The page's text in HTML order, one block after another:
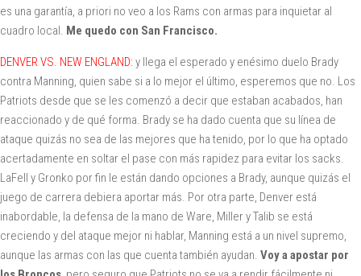
es una garantía, a priori no veo a los Rams con armas para inquietar al
cuadro local. Me quedo con San Francisco.
DENVER VS. NEW ENGLAND: y llega el esperado y enésimo duelo Brady
contra Manning, quien sabe si a lo mejor el último, esperemos que no. Los
Patriots desde que se les comenzó a decir que estaban acabados, han
reaccionado y de qué forma. Brady se ha dado cuenta que su línea de
ataque quizás no sea de las mejores que ha tenido, por lo que ha optado
acertadamente en soltar el pase con más rapidez para evitar los sacks.
LaFell y Gronko por fin le están dando opciones a Brady, aunque quizás el
juego de carrera debiera aportar más. Por otra parte, Denver está
inabordable, la defensa de la mano de Ware, Miller y Talib se está
creciendo y del ataque mejor ni hablar, Manning está a un nivel supremo,
aunque las armas con las que cuenta también ayudan. Voy a apostar por